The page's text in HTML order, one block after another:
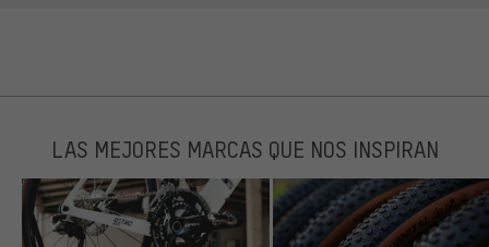
LAS MEJORES MARCAS QUE NOS INSPIRAN